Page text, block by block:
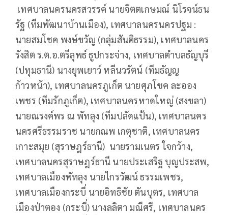
เทศบาลนครนครสวรรค์ นายจิตตเกษมณ์ นิโรจน์ธน
รัฐ (ทีมพัฒนาบ้านเมือง), เทศบาลนครนครปฐม :
นายสมโชค พงษ์ขวัญ (กลุ่มสันติธรรม), เทศบาลนคร
รังสิต ร.ต.อ.ตรีลุพธ์ ธูปกระจ่าง, เทศบาลตำบลธัญบุรี
(ปทุมธานี) นางยุพเยาว์ หลีนวรัตน์ (ทีมธัญญ
ก้าวหน้า), เทศบาลนครภูเก็ต นายศุภโชค ละออง
เพชร (ทีมรักภูเก็ต), เทศบาลนครหาดใหญ่ (สงขลา)
นายณรงค์พร ณ พัทลุง (ทีมปลัดแป้น), เทศบาลนคร
นครศรีธรรมราช นายกณพ เกตุชาติ, เทศบาลนคร
เกาะสมุย (สุราษฎร์ธานี) นายรามเนตร ใจกว้าง,
เทศบาลนครสุราษฎร์ธานี นายประเสริฐ บุญประสพ,
เทศบาลเมืองพัทลุง นายไกรวัฒน์ ธรรมเพชร,
เทศบาลเมืองกระบี่ นายอิทธิชัย ตันบุตร, เทศบาล
เมืองป่าตอง (กระบี่) นางลลิตา มณีศรี, เทศบาลนคร